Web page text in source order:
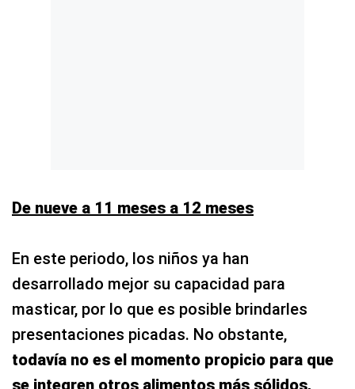
De nueve a 11 meses a 12 meses
En este periodo, los niños ya han
desarrollado mejor su capacidad para
masticar, por lo que es posible brindarles
presentaciones picadas. No obstante,
todavía no es el momento propicio para que
se integren otros alimentos más sólidos,